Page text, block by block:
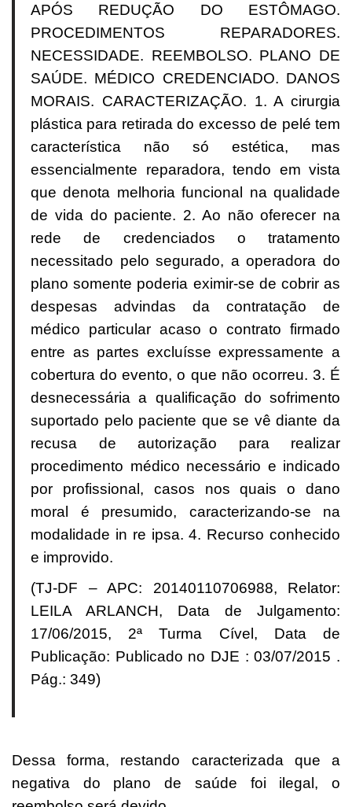
APÓS REDUÇÃO DO ESTÔMAGO.
PROCEDIMENTOS REPARADORES.
NECESSIDADE. REEMBOLSO. PLANO DE
SAÚDE. MÉDICO CREDENCIADO. DANOS
MORAIS. CARACTERIZAÇÃO. 1. A cirurgia
plástica para retirada do excesso de pelé tem
característica não só estética, mas
essencialmente reparadora, tendo em vista
que denota melhoria funcional na qualidade
de vida do paciente. 2. Ao não oferecer na
rede de credenciados o tratamento
necessitado pelo segurado, a operadora do
plano somente poderia eximir-se de cobrir as
despesas advindas da contratação de
médico particular acaso o contrato firmado
entre as partes excluísse expressamente a
cobertura do evento, o que não ocorreu. 3. É
desnecessária a qualificação do sofrimento
suportado pelo paciente que se vê diante da
recusa de autorização para realizar
procedimento médico necessário e indicado
por profissional, casos nos quais o dano
moral é presumido, caracterizando-se na
modalidade in re ipsa. 4. Recurso conhecido
e improvido.
(TJ-DF – APC: 20140110706988, Relator:
LEILA ARLANCH, Data de Julgamento:
17/06/2015, 2ª Turma Cível, Data de
Publicação: Publicado no DJE : 03/07/2015 .
Pág.: 349)
Dessa forma, restando caracterizada que a
negativa do plano de saúde foi ilegal, o